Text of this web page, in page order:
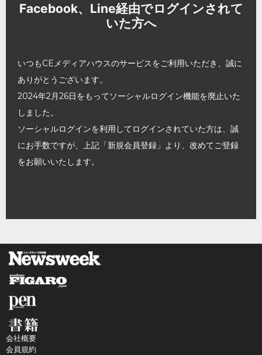
Facebook、Line経由でログインされて
いた方へ
いつもCEメディアハウスのサービスをご利用いただき、誠に
ありがとうございます。
2024年2月26日をもってソーシャルログイン機能を廃止いた
しました。
ソーシャルログインを利用してログインされていた方は、誠
にお手数ですが、上記「新規会員登録」より、改めてご登録
をお願いいたします。
会社概要
会員規約